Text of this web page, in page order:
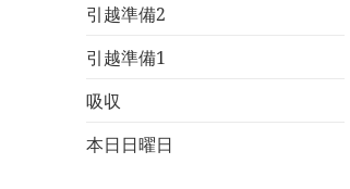
引越準備2
引越準備1
吸収
本日日曜日